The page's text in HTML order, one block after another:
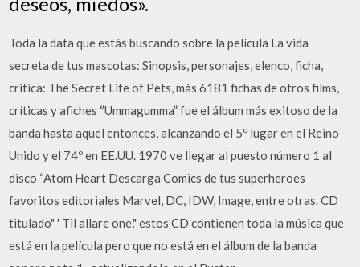
Toda la data que estás buscando sobre la película La vida
secreta de tus mascotas: Sinopsis, personajes, elenco, ficha,
critica: The Secret Life of Pets, más 6181 fichas de otros films,
críticas y afiches “Ummagumma” fue el álbum más exitoso de la
banda hasta aquel entonces, alcanzando el 5º lugar en el Reino
Unido y el 74º en EE.UU. 1970 ve llegar al puesto número 1 al
disco “Atom Heart Descarga Comics de tus superheroes
favoritos editoriales Marvel, DC, IDW, Image, entre otras. CD
titulado" ' Til allare one," estos CD contienen toda la música que
está en la película pero que no está en el álbum de la banda